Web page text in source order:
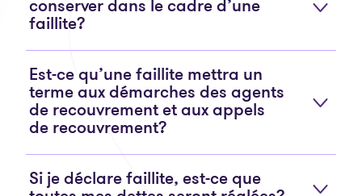
conserver dans le cadre d’une
faillite?
Est-ce qu’une faillite mettra un
terme aux démarches des agents
de recouvrement et aux appels
de recouvrement?
Si je déclare faillite, est-ce que